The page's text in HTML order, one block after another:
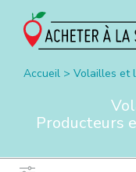
Accueil > Volailles et
Producteurs